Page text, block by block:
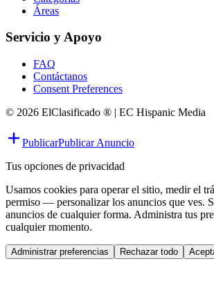
Áreas
Servicio y Apoyo
FAQ
Contáctanos
Consent Preferences
© 2026 ElClasificado ® | EC Hispanic Media
PublicarPublicar Anuncio
Tus opciones de privacidad
Usamos cookies para operar el sitio, medir el
permiso — personalizar los anuncios que ves.
anuncios de cualquier forma. Administra tus
cualquier momento.
Administrar preferencias Rechazar todo